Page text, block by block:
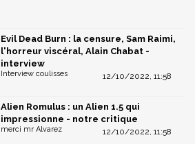
Evil Dead Burn : la censure, Sam Raimi,
l'horreur viscéral, Alain Chabat -
interview
12/10/2022, 11:58
Interview coulisses
Alien Romulus : un Alien 1.5 qui
impressionne - notre critique
12/10/2022, 11:58
merci mr Alvarez